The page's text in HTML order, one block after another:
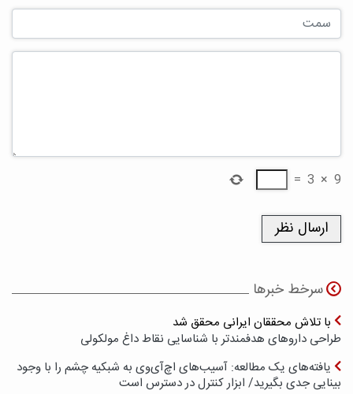
9
×
3
=
سرخط خبرها
با تلاش محققان ایرانی محقق شد
طراحی داروهای هدفمندتر با شناسایی نقاط داغ مولکولی
یافته‌های یک مطالعه: آسیب‌های اچ‌آی‌وی به شبکیه چشم را با وجود
بینایی جدی بگیرید/ ابزار کنترل در دسترس است